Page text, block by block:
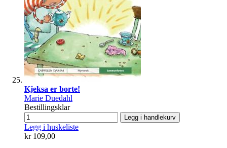
Kjeksa er borte!
Marie Duedahl
Bestillingsklar
Legg i handlekurv
Legg i huskeliste
kr 109,00